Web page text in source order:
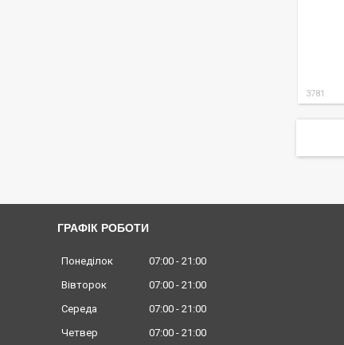
3781
ГРАФІК РОБОТИ
Понеділок 07:00
21:00
Вівторок
07:00
21:00
Середа
07:00
21:00
Четвер
07:00
21:00